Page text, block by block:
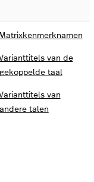
van de
gekoppelde taal
van
andere talen